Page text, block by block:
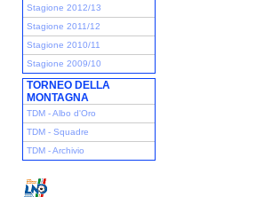
Stagione 2012/13
Stagione 2011/12
Stagione 2010/11
Stagione 2009/10
TORNEO DELLA
MONTAGNA
TDM - Albo d'Oro
TDM - Squadre
TDM - Archivio